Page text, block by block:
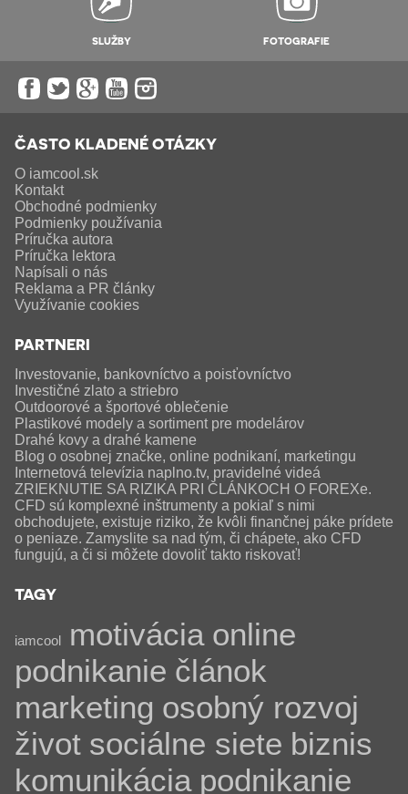
SLUŽBY FOTOGRAFIE
ČASTO KLADENÉ OTÁZKY
O iamcool.sk
Kontakt
Obchodné podmienky
Podmienky používania
Príručka autora
Príručka lektora
Napísali o nás
Reklama a PR články
Využívanie cookies
PARTNERI
Investovanie, bankovníctvo a poisťovníctvo
Investičné zlato a striebro
Outdoorové a športové oblečenie
Plastikové modely a sortiment pre modelárov
Drahé kovy a drahé kamene
Blog o osobnej značke, online podnikaní, marketingu
Internetová televízia naplno.tv, pravidelné videá
ZRIEKNUTIE SA RIZIKA PRI ČLÁNKOCH O FOREXe.
CFD sú komplexné inštrumenty a pokiaľ s nimi
obchodujete, existuje riziko, že kvôli finančnej páke prídete
o peniaze. Zamyslite sa nad tým, či chápete, ako CFD
fungujú, a či si môžete dovoliť takto riskovať!
TAGY
iamcool motivácia online
podnikanie článok
marketing osobný rozvoj
život sociálne siete biznis
komunikácia podnikanie